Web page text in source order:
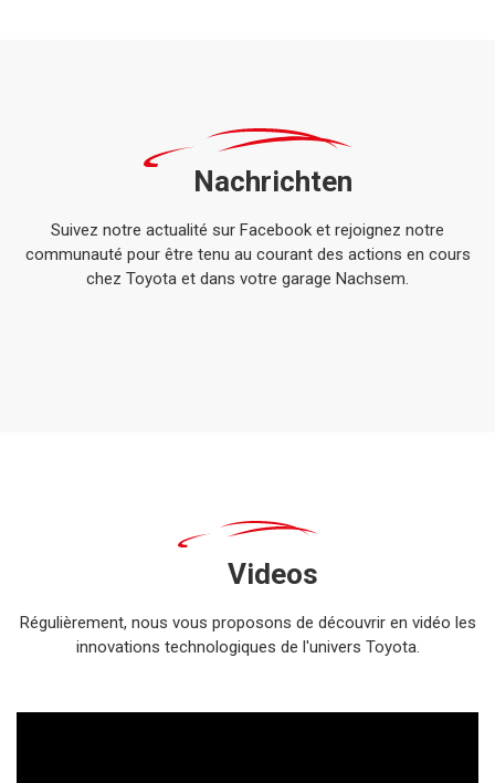
Nachrichten
Suivez notre actualité sur Facebook et rejoignez notre
communauté pour être tenu au courant des actions en cours
chez Toyota et dans votre garage Nachsem.
Videos
Régulièrement, nous vous proposons de découvrir en vidéo les
innovations technologiques de l'univers Toyota.